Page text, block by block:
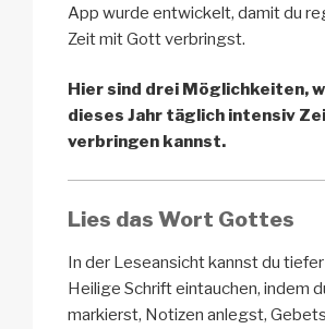
App wurde entwickelt, damit du
Zeit mit Gott verbringst.
Hier sind drei Möglichkeiten,
dieses Jahr täglich intensiv
verbringen kannst.
Lies das Wort Gottes
In der Leseansicht kannst du tiefer
Heilige Schrift eintauchen, indem
markierst, Notizen anlegst,